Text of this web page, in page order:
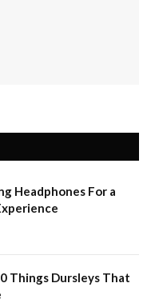
Headphones For a
Things Dursleys That